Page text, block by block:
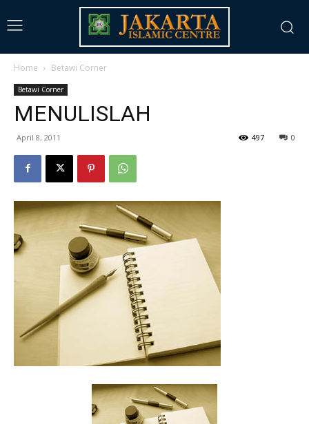
Home Betawi Corner
Betawi Corner
MENULISLAH
April 8, 2011 0
497